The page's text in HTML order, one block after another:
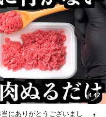
4:42
にありがとうございまし